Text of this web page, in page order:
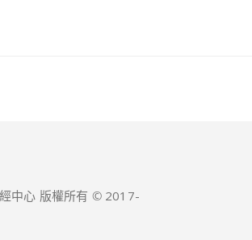
中心 版權所有 © 2017-